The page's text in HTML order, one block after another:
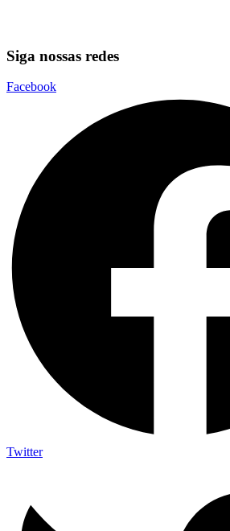
Siga nossas redes
Facebook
Twitter